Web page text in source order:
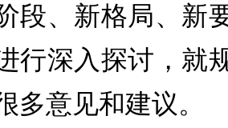
段、新格局、新
行深入探讨，就
多意见和建议。